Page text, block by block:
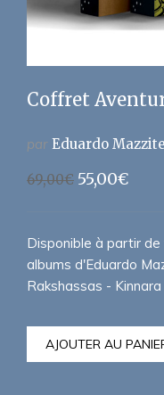
Coffret
par Eduardo
69,00€ Le
était :
69,00€.
55,00€Le
est :
Disponible à partir
albums d'Eduardo
Rakshassas -
AJOUTER AU